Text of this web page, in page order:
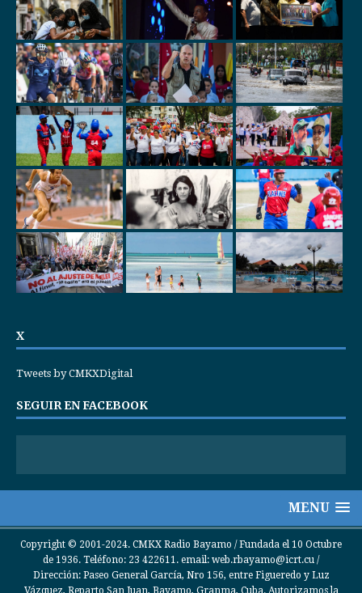
X
Tweets by CMKXDigital
SEGUIR EN FACEBOOK
MENU
Copyright © 2001-2024. CMKX Radio Bayamo / Fundada el 10 Octubre
de 1936. Teléfono: 23 422611. email: web.rbayamo@icrt.cu /
Dirección: Paseo General García, Nro 156, entre Figueredo y Luz
Vázquez, Reparto San Juan, Bayamo, Granma, Cuba. Autorizamos la